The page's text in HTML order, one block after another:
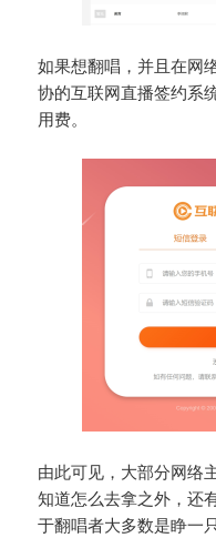
如果想翻唱，并且在网
协的互联网直播签约系
用费。
由此可见，大部分网络
知道怎么去拿之外，还
于翻唱者大多数是睁一